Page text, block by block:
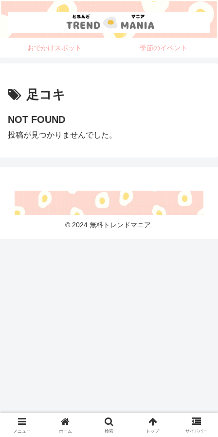
おでかけスポット 季節のイベント
足コキ
NOT FOUND
投稿が見つかりませんでした。
© 2024 無料トレンドマニア.
メニュー ホーム 検索 トップ サイドバー